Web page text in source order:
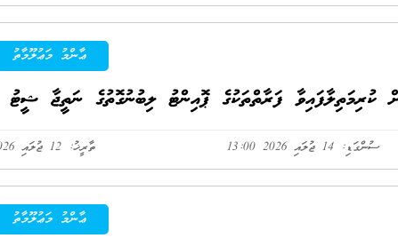
ޢާންމު މަޢުލޫމާތު
ކުރިމަތިލާފައިވާ ފަރާތްތަކުގެ ޕޮއިންޓު ލިބުނުގޮތުގެ ނަތީޖާ ޝީޓު
ތާރީޚު: 12 ޖުލައި 2026 ސުންގަޑި: 14 ޖުލައި 2026 13:00
ޢާންމު މަޢުލޫމާތު